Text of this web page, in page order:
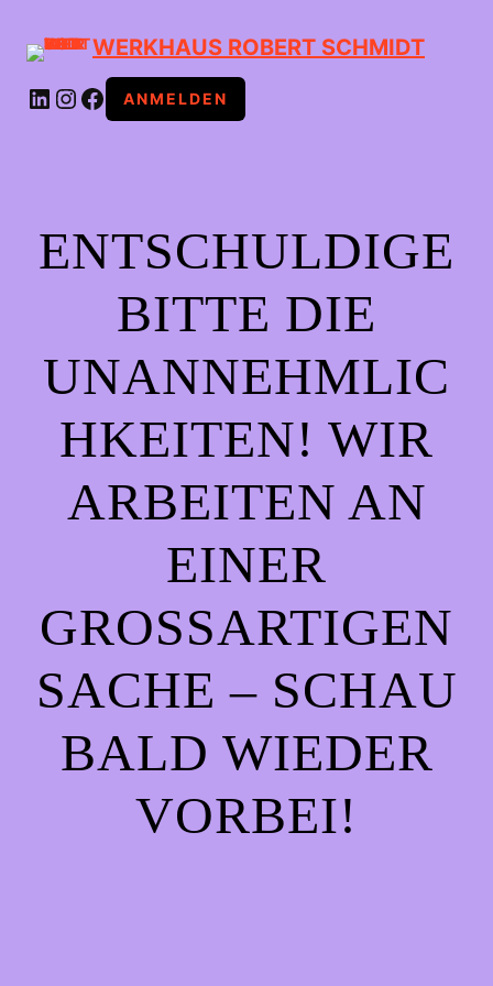
WERKHAUS ROBERT SCHMIDT
LINKEDIN INSTAGRAMFACEBOOK ANMELDEN
ENTSCHULDIGE
BITTE DIE
UNANNEHMLIC
HKEITEN! WIR
ARBEITEN AN
EINER
GROSSARTIGEN S
ACHE – SCHAU B
ALD WIEDER V
ORBEI!